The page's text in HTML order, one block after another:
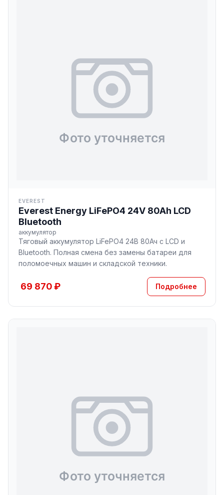
EVEREST
Everest Energy LiFePO4 24V 80Ah LCD
Bluetooth
аккумулятор
Тяговый аккумулятор LiFePO4 24В 80Ач с LCD и
Bluetooth. Полная смена без замены батареи для
поломоечных машин и складской техники.
69 870 ₽ Подробнее